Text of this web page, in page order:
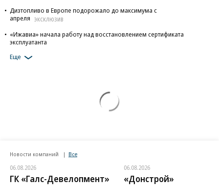
Дизтопливо в Европе подорожало до максимума с
апреля
ЭКСКЛЮЗИВ
«Ижавиа» начала работу над восстановлением сертификата
эксплуатанта
Еще
Новости компаний Все
06.08.2026
ГК «Галс-Девелопмент»
06.08.2026
«Донстрой»